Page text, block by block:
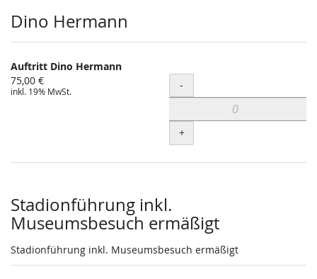
Dino Hermann
Auftritt Dino Hermann
75,00 €
inkl. 19% MwSt. Menge
-
+
Stadionführung inkl.
Museumsbesuch ermäßigt
Stadionführung inkl. Museumsbesuch ermäßigt